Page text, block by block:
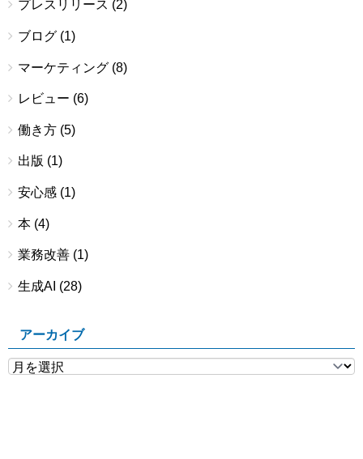
プレスリリース (2)
ブログ (1)
マーケティング (8)
レビュー (6)
働き方 (5)
出版 (1)
安心感 (1)
本 (4)
業務改善 (1)
生成AI (28)
アーカイブ